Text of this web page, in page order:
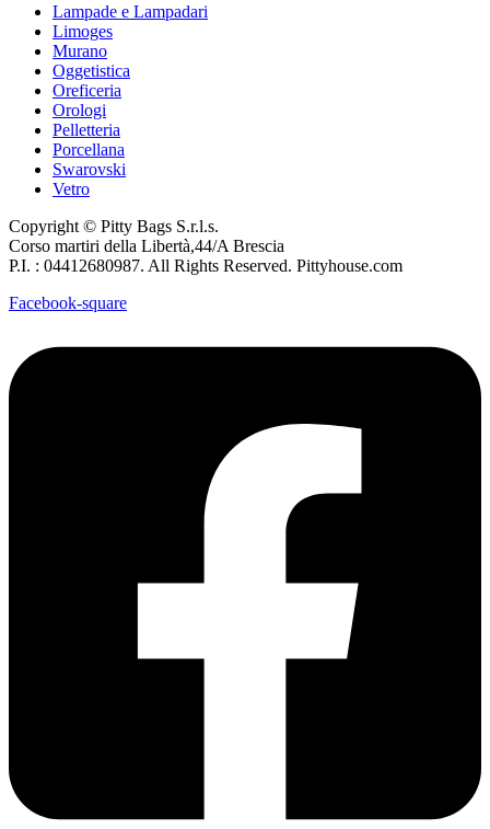
Lampade e Lampadari
Limoges
Murano
Oggetistica
Oreficeria
Orologi
Pelletteria
Porcellana
Swarovski
Vetro
Copyright © Pitty Bags S.r.l.s.
Corso martiri della Libertà,44/A Brescia
P.I. : 04412680987. All Rights Reserved. Pittyhouse.com
Facebook-square